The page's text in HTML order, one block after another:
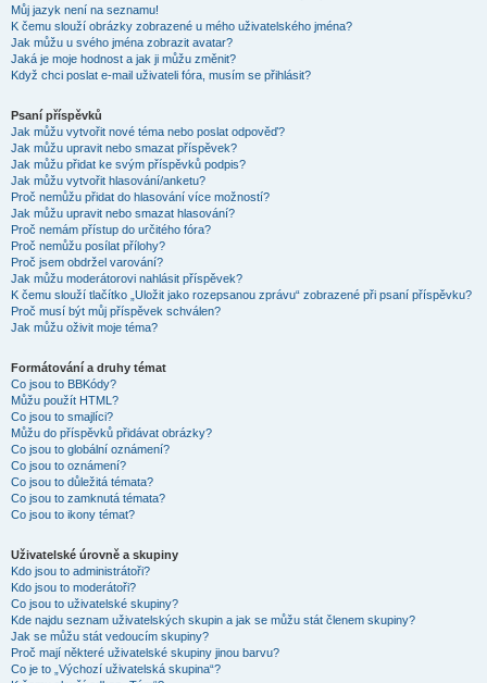
Můj jazyk není na seznamu!
K čemu slouží obrázky zobrazené u mého uživatelského jména?
Jak můžu u svého jména zobrazit avatar?
Jaká je moje hodnost a jak ji můžu změnit?
Když chci poslat e-mail uživateli fóra, musím se přihlásit?
Psaní příspěvků
Jak můžu vytvořit nové téma nebo poslat odpověď?
Jak můžu upravit nebo smazat příspěvek?
Jak můžu přidat ke svým příspěvků podpis?
Jak můžu vytvořit hlasování/anketu?
Proč nemůžu přidat do hlasování více možností?
Jak můžu upravit nebo smazat hlasování?
Proč nemám přístup do určitého fóra?
Proč nemůžu posílat přílohy?
Proč jsem obdržel varování?
Jak můžu moderátorovi nahlásit příspěvek?
K čemu slouží tlačítko „Uložit jako rozepsanou zprávu“ zobrazené při psaní příspěvku?
Proč musí být můj příspěvek schválen?
Jak můžu oživit moje téma?
Formátování a druhy témat
Co jsou to BBKódy?
Můžu použít HTML?
Co jsou to smajlíci?
Můžu do příspěvků přidávat obrázky?
Co jsou to globální oznámení?
Co jsou to oznámení?
Co jsou to důležitá témata?
Co jsou to zamknutá témata?
Co jsou to ikony témat?
Uživatelské úrovně a skupiny
Kdo jsou to administrátoři?
Kdo jsou to moderátoři?
Co jsou to uživatelské skupiny?
Kde najdu seznam uživatelských skupin a jak se můžu stát členem skupiny?
Jak se můžu stát vedoucím skupiny?
Proč mají některé uživatelské skupiny jinou barvu?
Co je to „Výchozí uživatelská skupina“?